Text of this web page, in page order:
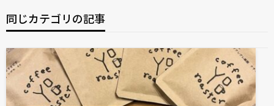
ゲ
ー
シ
ョ
ン
同じカテゴリの記事